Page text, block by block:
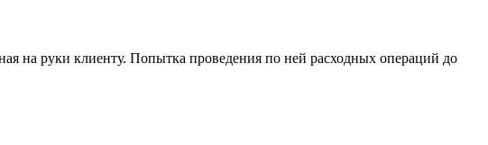
на руки клиенту. Попытка проведения по ней расходных операций до